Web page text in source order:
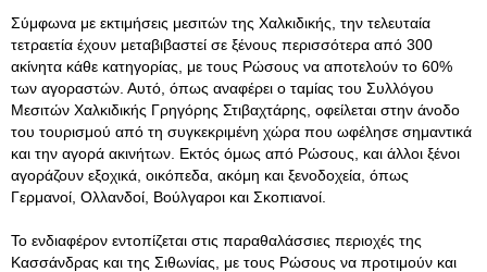
Σύμφωνα με εκτιμήσεις μεσιτών της Χαλκιδικής, την τελευταία
τετραετία έχουν μεταβιβαστεί σε ξένους περισσότερα από 300
ακίνητα κάθε κατηγορίας, με τους Ρώσους να αποτελούν το 60%
των αγοραστών. Αυτό, όπως αναφέρει ο ταμίας του Συλλόγου
Μεσιτών Χαλκιδικής Γρηγόρης Στιβαχτάρης, οφείλεται στην άνοδο
του τουρισμού από τη συγκεκριμένη χώρα που ωφέλησε σημαντικά
και την αγορά ακινήτων. Εκτός όμως από Ρώσους, και άλλοι ξένοι
αγοράζουν εξοχικά, οικόπεδα, ακόμη και ξενοδοχεία, όπως
Γερμανοί, Ολλανδοί, Βούλγαροι και Σκοπιανοί.
Το ενδιαφέρον εντοπίζεται στις παραθαλάσσιες περιοχές της
Κασσάνδρας και της Σιθωνίας, με τους Ρώσους να προτιμούν και